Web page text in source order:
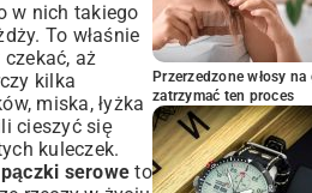
zrobić
idealnej
i puszyste
kropka nad „i”
w nich takiego
To właśnie
aż
kilka
miska, łyżka
cieszyć się
kuleczek.
serowe to
Przerzedzone włosy
zatrzymać ten proces